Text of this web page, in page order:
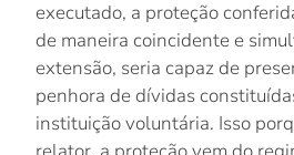
executado, a proteção
de maneira coincidente e
extensão, seria capaz de
penhora de dívidas
instituição voluntária. Isso